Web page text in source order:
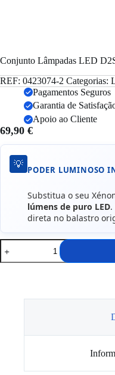
Conjunto Lâmpadas LED
REF: 0423074-2 Categorias:
Pagamentos Seguros
Garantia de
Apoio ao Cliente
69,90 €
💡 PODER LUMINOSO
Substitua o seu
lúmens de puro LED.
direta no balastro
Quantidade
de
Conjunto